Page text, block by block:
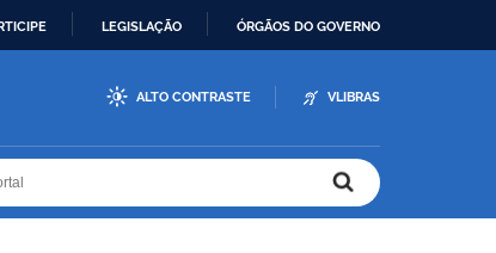
LEGISLAÇÃO ÓRGÃOS DO GOVERNO
ALTO CONTRASTE VLIBRAS